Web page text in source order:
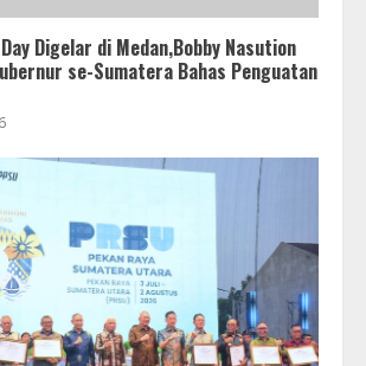
Digelar di Medan,Bobby Nasution
se-Sumatera Bahas Penguatan